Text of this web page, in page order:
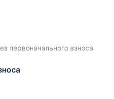
первоначального взноса